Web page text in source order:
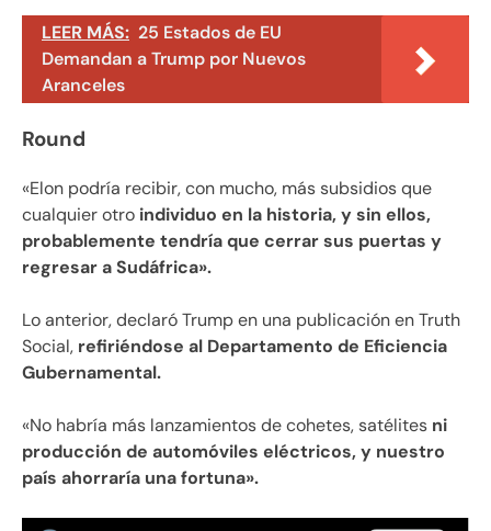
LEER MÁS: 25 Estados de EU
Demandan a Trump por Nuevos
Aranceles
Round
«Elon podría recibir, con mucho, más subsidios que
cualquier otro individuo en la historia, y sin ellos,
probablemente tendría que cerrar sus puertas y
regresar a Sudáfrica».
Lo anterior, declaró Trump en una publicación en Truth
Social, refiriéndose al Departamento de Eficiencia
Gubernamental.
«No habría más lanzamientos de cohetes, satélites ni
producción de automóviles eléctricos, y nuestro
país ahorraría una fortuna».